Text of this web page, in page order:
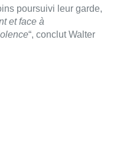
poursuivi leur garde,
et face à
“, conclut Walter